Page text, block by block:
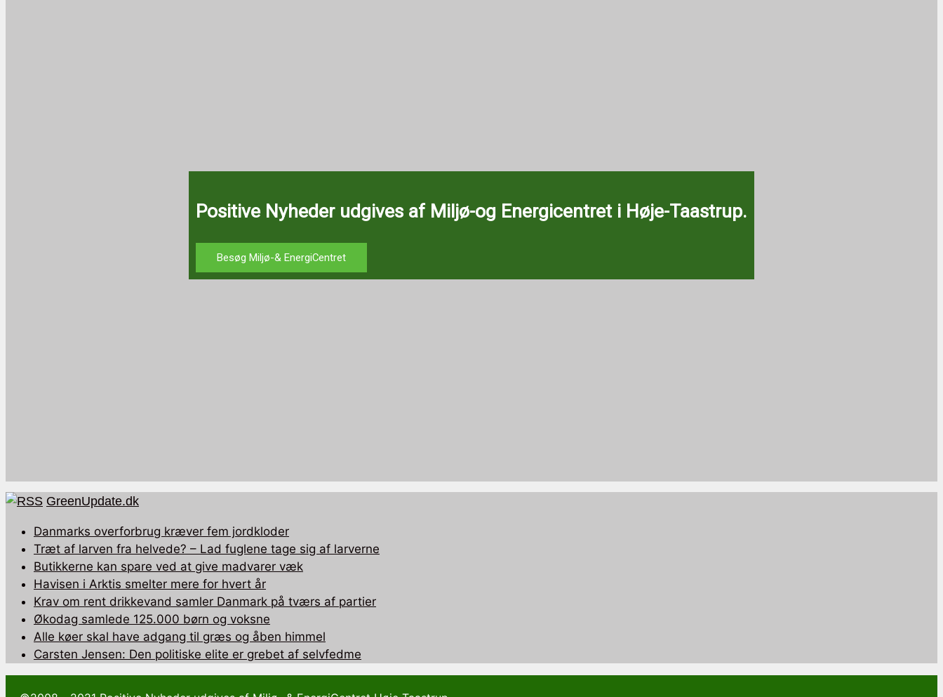
Positive Nyheder udgives af Miljø-og Energicentret i Høje-Taastrup.
Besøg Miljø-& EnergiCentret
GreenUpdate.dk
Danmarks overforbrug kræver fem jordkloder
Træt af larven fra helvede? – Lad fuglene tage sig af larverne
Butikkerne kan spare ved at give madvarer væk
Havisen i Arktis smelter mere for hvert år
Krav om rent drikkevand samler Danmark på tværs af partier
Økodag samlede 125.000 børn og voksne
Alle køer skal have adgang til græs og åben himmel
Carsten Jensen: Den politiske elite er grebet af selvfedme